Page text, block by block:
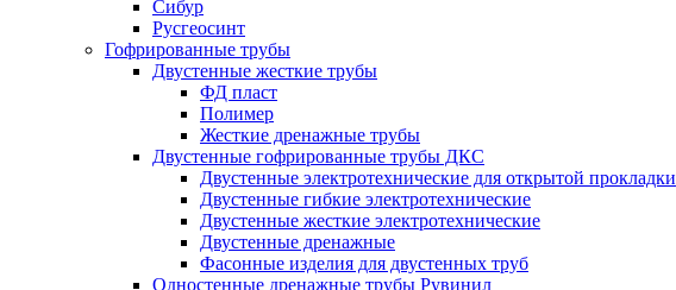
Сибур
Русгеосинт
Гофрированные трубы
Двустенные жесткие трубы
ФД пласт
Полимер
Жесткие дренажные трубы
Двустенные гофрированные трубы ДКС
Двустенные электротехнические для открытой прокладки
Двустенные гибкие электротехнические
Двустенные жесткие электротехнические
Двустенные дренажные
Фасонные изделия для двустенных труб
Одностенные дренажные трубы Рувинил